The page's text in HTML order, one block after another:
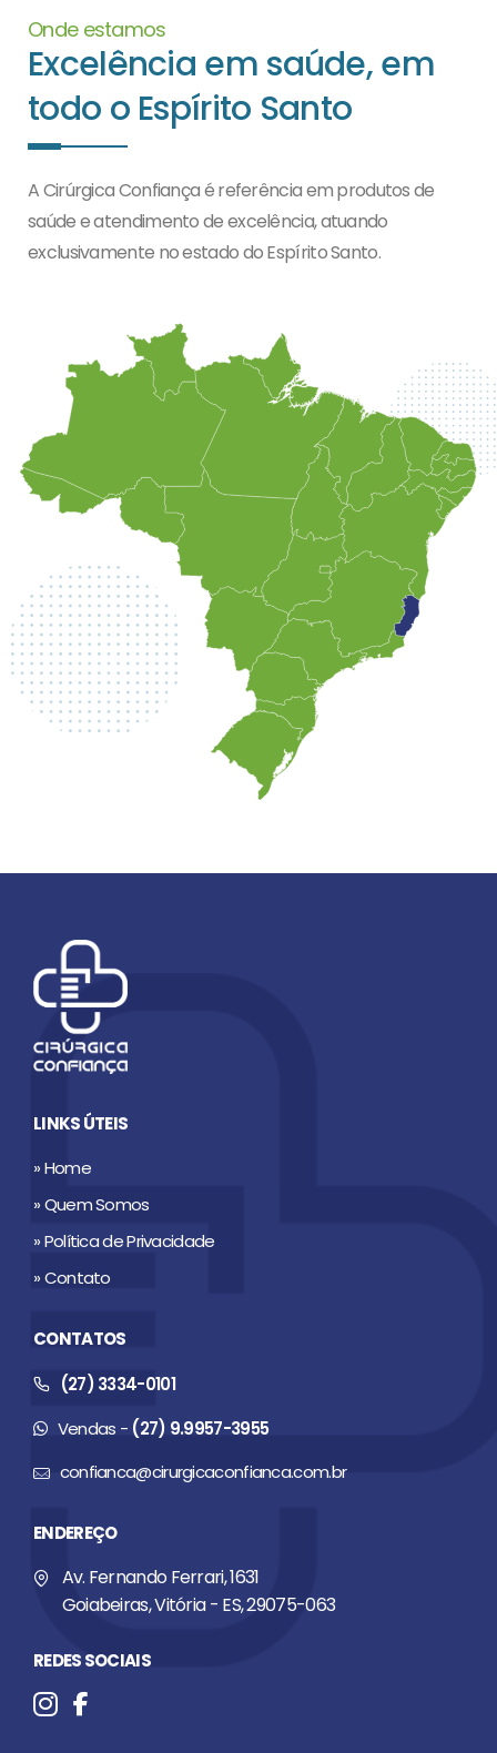
Onde estamos
Excelência em saúde, em
todo o Espírito Santo
A Cirúrgica Confiança é referência em produtos de
saúde e atendimento de excelência, atuando
exclusivamente no estado do Espírito Santo.
LINKS ÚTEIS
» Home
» Quem Somos
» Política de Privacidade
» Contato
CONTATOS
(27) 3334-0101
Vendas - (27) 9.9957-3955
confianca@cirurgicaconfianca.com.br
ENDEREÇO
Av. Fernando Ferrari, 1631
Goiabeiras, Vitória - ES, 29075-063
REDES SOCIAIS